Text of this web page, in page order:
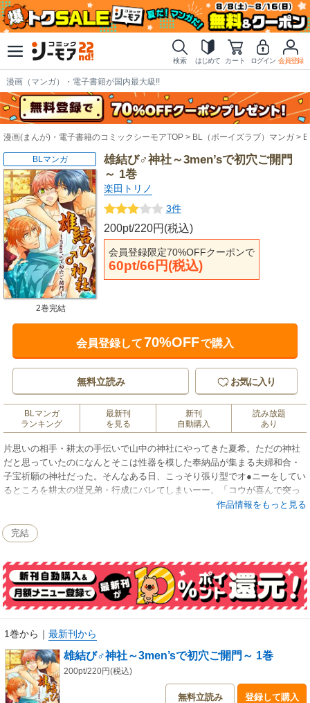
検索 はじめて カート ログイン 会員登録
漫画（マンガ）・電子書籍が国内最大級!!
漫画(まんが)・電子書籍のコミックシーモアTOP BL（ボーイズラブ）マンガ
雄結び♂神社～3men’sで初穴ご開門
～ 1巻
楽田トリノ
3件
200pt/220円(税込)
会員登録限定70%OFFクーポンで
60pt/66円(税込)
BLマンガ
2巻完結
会員登録して70%OFFで購入
無料立読み お気に入り
BLマンガ
ランキング
最新刊
を見る
新刊
自動購入
読み放題
あり
片思いの相手・耕太の手伝いで山中の神社にやってきた夏希。ただの神社
だと思っていたのになんとそこは性器を模した奉納品が集まる夫婦和合・
子宝祈願の神社だった。そんなある日、こっそり張り型でオ●ニーをしてい
るところを耕太の従兄弟・行成にバレてしまいーー。「コウが喜んで突っ
込みたくなるカラダにしてあげる」行成に脅され、ほぐされ、開発され、
袴、濡れた肌。しまいには、耕太の目の前で…!?
作品情報をもっと見る
完結
1巻から ｜ 最新刊から
雄結び♂神社～3men’sで初穴ご開門～ 1巻
200pt/220円(税込)
無料立読み 登録して購入